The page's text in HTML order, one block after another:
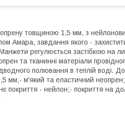
товщиною 1,5 мм, з
Амара, завдання якого - захистити
регулюється застібкою на
та тканинні матеріали
полювання в теплій воді.
мм;- м'який та еластичний
покриття - нейлон;- покриття на